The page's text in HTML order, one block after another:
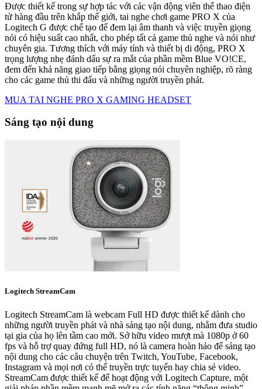
Được thiết kế trong sự hợp tác với các vận động viên thể thao điện
tử hàng đầu trên khắp thế giới, tai nghe chơi game PRO X của
Logitech G được chế tạo để đem lại âm thanh và việc truyền giọng
nói có hiệu suất cao nhất, cho phép tất cả game thủ nghe và nói như
chuyên gia. Tương thích với máy tính và thiết bị di động, PRO X
trọng lượng nhẹ đánh dấu sự ra mắt của phần mềm Blue VO!CE,
đem đến khả năng giao tiếp bằng giọng nói chuyên nghiệp, rõ ràng
cho các game thủ thi đấu và những người truyền phát.
MUA TAI NGHE PRO X GAMING HEADSET
Sáng tạo nội dung
Logitech StreamCam
Logitech StreamCam là webcam Full HD được thiết kế dành cho
những người truyền phát và nhà sáng tạo nội dung, nhằm đưa studio
tại gia của họ lên tầm cao mới. Sở hữu video mượt mà 1080p ở 60
fps và hỗ trợ quay đứng full HD, nó là camera hoàn hảo để sáng tạo
nội dung cho các câu chuyện trên Twitch, YouTube, Facebook,
Instagram và mọi nơi có thể truyền trực tuyến hay chia sẻ video.
StreamCam được thiết kế để hoạt động với Logitech Capture, một